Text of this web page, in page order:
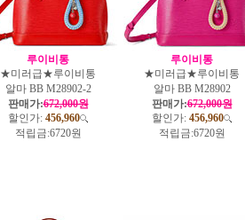
루이비통
★미러급★루이비통
알마 BB M28902-2
판매가:672,000원
할인가: 456,960
적립금:6720원
루이비통
★미러급★루이비통
알마 BB M28902
판매가:672,000원
할인가: 456,960
적립금:6720원